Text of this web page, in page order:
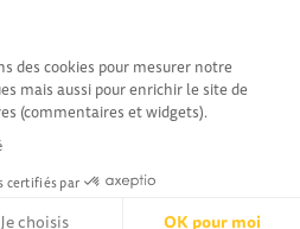
des cookies pour mesurer notre
mais aussi pour enrichir le site de
(commentaires et widgets).
certifiés par
Je choisis OK pour moi
et industrielle de la région.
de confidentialité|CGU